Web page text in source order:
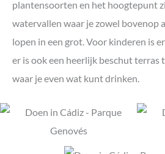
plantensoorten en het hoogtepunt
watervallen waar je zowel bovenop
lopen in een grot. Voor kinderen is
er is ook een heerlijk beschut terras
waar je even wat kunt drinken.